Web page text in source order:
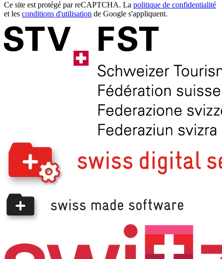
Ce site est protégé par reCAPTCHA. La politique de confidentialité
et les conditions d'utilisation de Google s'appliquent.